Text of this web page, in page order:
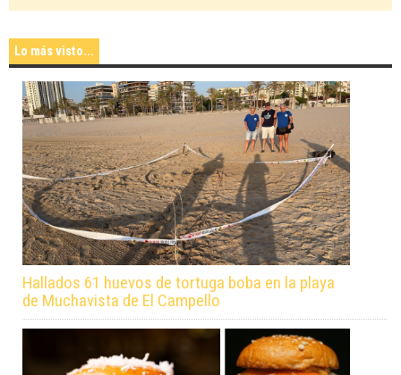
Lo más visto...
Hallados 61 huevos de tortuga boba en la playa
de Muchavista de El Campello